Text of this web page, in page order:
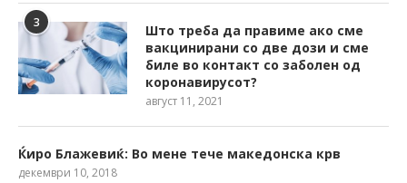
3
Што треба да правиме ако сме
вакцинирани со две дози и сме
биле во контакт со заболен од
коронавирусот?
август 11, 2021
Ќиро Блажевиќ: Во мене тече македонска крв
декември 10, 2018